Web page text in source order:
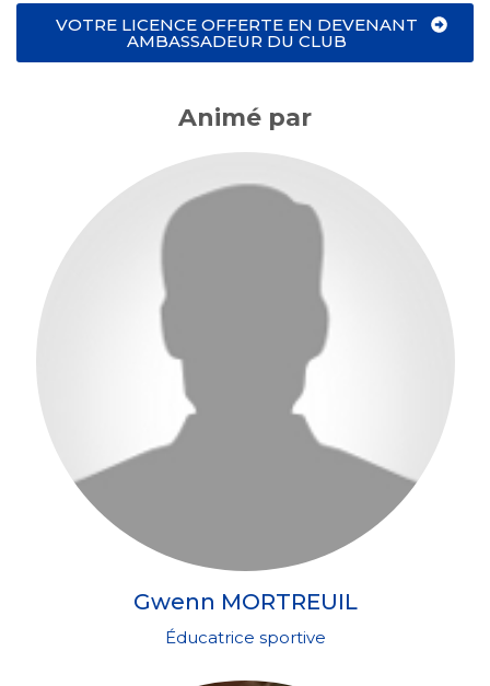
VOTRE LICENCE OFFERTE EN DEVENANT
AMBASSADEUR DU CLUB
Animé par
Gwenn MORTREUIL
Éducatrice sportive